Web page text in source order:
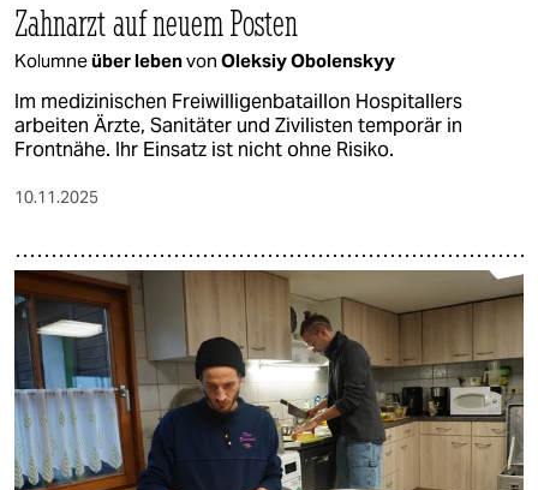
Zahnarzt auf neuem Posten
Kolumneüber lebenvon Oleksiy Obolenskyy
Im medizinischen Freiwilligenbataillon Hospitallers
arbeiten Ärzte, Sanitäter und Zivilisten temporär in
Frontnähe. Ihr Einsatz ist nicht ohne Risiko.
10.11.2025